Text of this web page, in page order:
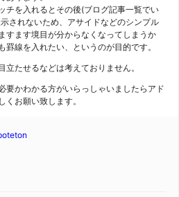
チを入れるとその後(ブログ記事一覧でい
されないため、アサイドなどのシンプル
すます境目が分からなくなってしまうか
罫線を入れたい、というのが目的です。
たせるなどは考えておりません。
要かわかる方がいらっしゃいましたらアド
お願い致します。